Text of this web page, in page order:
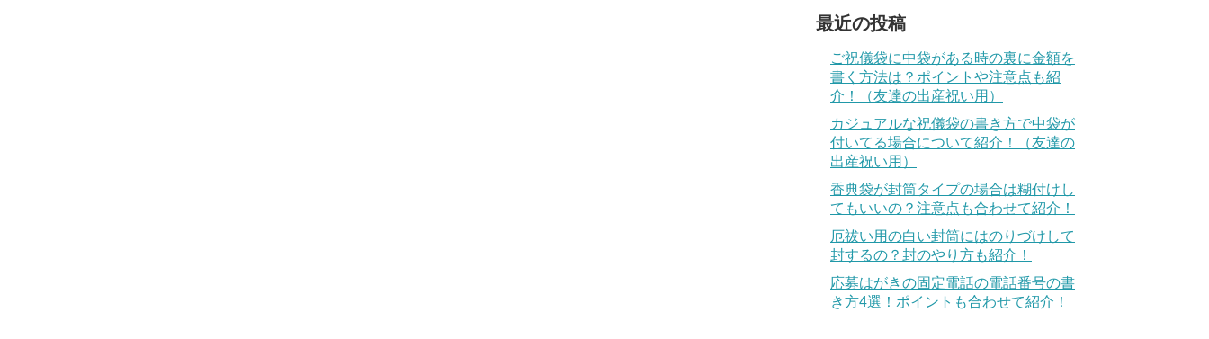
最近の投稿
ご祝儀袋に中袋がある時の裏に金額を
書く方法は？ポイントや注意点も紹
介！（友達の出産祝い用）
カジュアルな祝儀袋の書き方で中袋が
付いてる場合について紹介！（友達の
出産祝い用）
香典袋が封筒タイプの場合は糊付けし
てもいいの？注意点も合わせて紹介！
厄祓い用の白い封筒にはのりづけして
封するの？封のやり方も紹介！
応募はがきの固定電話の電話番号の書
き方4選！ポイントも合わせて紹介！